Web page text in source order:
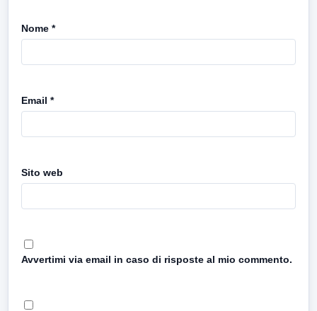
Nome *
Email *
Sito web
Avvertimi via email in caso di risposte al mio commento.